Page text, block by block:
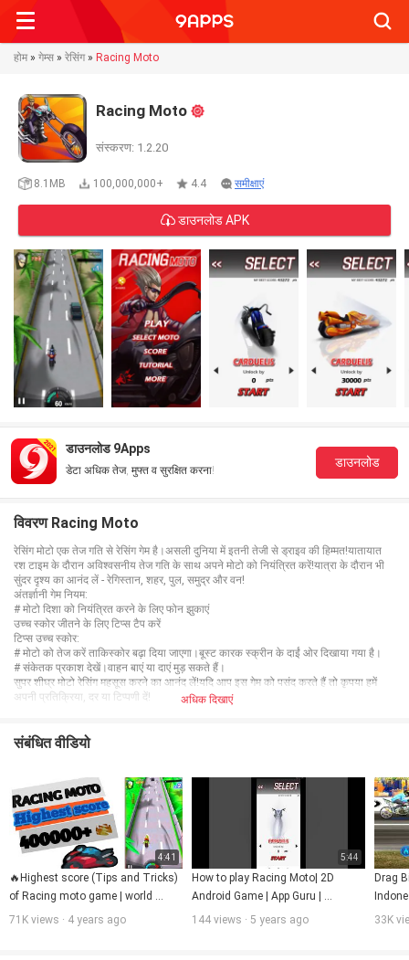
होम » गेम्स » रेसिंग» Racing Moto
Racing Moto
संस्करण: 1.2.20
8.1MB 100,000,000+ 4.4 समीक्षाएं
डाउनलोड APK
डाउनलोड 9Apps
डेटा अधिक तेज, मुफ्त व सुरक्षित करना!
डाउनलोड
विवरण Racing Moto
रेसिंग मोटो एक तेज गति से रेसिंग गेम है।असली दुनिया में इतनी तेजी से ड्राइव की हिम्मत!यातायात
रश टाइम के दौरान अविश्वसनीय तेज गति के साथ अपने मोटो को नियंत्रित करें!यात्रा के दौरान भी
सुंदर दृश्य का आनंद लें - रेगिस्तान, शहर, पुल, समुद्र और वन!
अंतर्ज्ञानी गेम नियम:
# मोटो दिशा को नियंत्रित करने के लिए फोन झुकाएं
उच्च स्कोर जीतने के लिए टिप्स टैप करें
टिप्स उच्च स्कोर:
# मोटो को तेज करें ताकिस्कोर बढ़ा दिया जाएगा।बूस्ट कारक स्क्रीन के दाईं ओर दिखाया गया है।
# संकेतक प्रकाश देखें।वाहन बाएं या दाएं मुड़ सकते हैं।
सुपर शीघ्र मोटो रेसिंग महसूस करने का आनंद लें!यदि आप इस गेम को पसंद करते हैं तो कृपया हमें
अपनी प्रतिक्रिया, दर या टिप्पणी दें!
अधिक दिखाएं
संबंधित वीडियो
4:41
🔥Highest score (Tips and Tricks)
of Racing moto game | world
record  1,11,000💯 in racing moto
71K views · 4 years ago
5:44
How to play Racing Moto| 2D
Android Game | App Guru |
Complete Tutorial
144 views · 5 years ago
Drag
33K